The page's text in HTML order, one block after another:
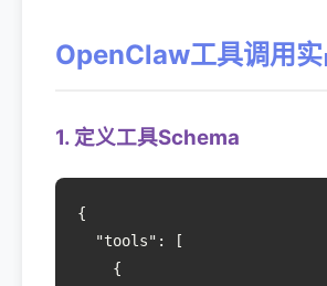
OpenClaw工具调用
1. 定义工具Schema
{
  "tools": [
    {